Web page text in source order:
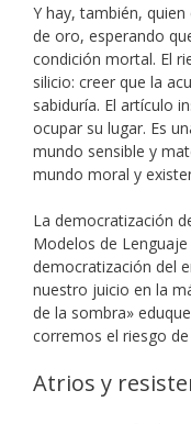
Y hay, también,
de oro, esperando
condición mortal. El
silicio: creer que la
sabiduría. El artículo
ocupar su lugar. Es
mundo sensible y
mundo moral y
La democratización
Modelos de
democratización del
nuestro juicio en la
de la sombra»
corremos el riesgo
Atrios y